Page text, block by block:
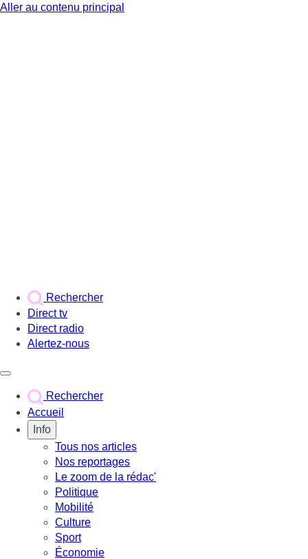
Aller au contenu principal
Rechercher
Direct tv
Direct radio
Alertez-nous
Rechercher
Accueil
Info
Tous nos articles
Nos reportages
Le zoom de la rédac'
Politique
Mobilité
Culture
Sport
Économie